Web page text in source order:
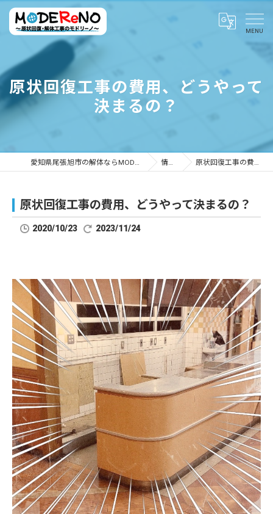
原状回復工事の費用、どうやって
決まるの？
愛知県尾張旭市の解体ならMODEReNO ～原状回復・解体工事のモドリーノ～ 情報ブログ 原状回復工事の費用、どうやって決まるの？
原状回復工事の費用、どうやって決まるの？
2020/10/23 2023/11/24